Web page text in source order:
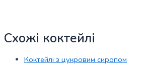
Схожі коктейлі
Коктейлі з цукровим сиропом